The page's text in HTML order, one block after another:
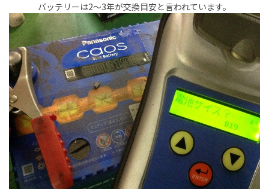
バッテリーは2～3年が交換目安と言われています。